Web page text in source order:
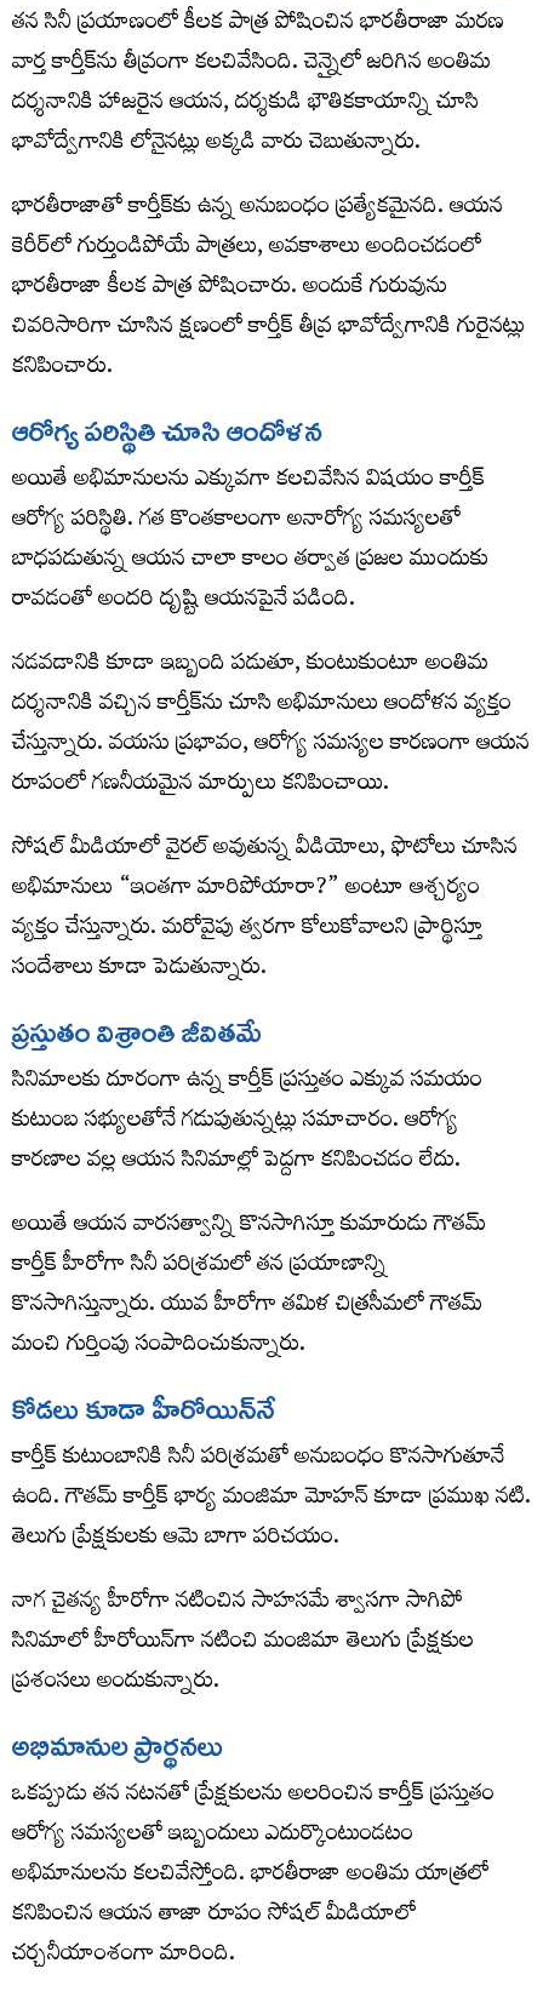
తన సినీ ప్రయాణంలో కీలక పాత్ర పోషించిన భారతీరాజా మరణ
వార్త కార్తీక్‌ను తీవ్రంగా కలచివేసింది. చెన్నైలో జరిగిన అంతిమ
దర్శనానికి హాజరైన ఆయన, దర్శకుడి భౌతికకాయాన్ని చూసి
భావోద్వేగానికి లోనైనట్లు అక్కడి వారు చెబుతున్నారు.
భారతీరాజాతో కార్తీక్‌కు ఉన్న అనుబంధం ప్రత్యేకమైనది. ఆయన
కెరీర్‌లో గుర్తుండిపోయే పాత్రలు, అవకాశాలు అందించడంలో
భారతీరాజా కీలక పాత్ర పోషించారు. అందుకే గురువును
చివరిసారిగా చూసిన క్షణంలో కార్తీక్ తీవ్ర భావోద్వేగానికి గురైనట్లు
కనిపించారు.
ఆరోగ్య పరిస్థితి చూసి ఆందోళన
అయితే అభిమానులను ఎక్కువగా కలచివేసిన విషయం కార్తీక్
ఆరోగ్య పరిస్థితి. గత కొంతకాలంగా అనారోగ్య సమస్యలతో
బాధపడుతున్న ఆయన చాలా కాలం తర్వాత ప్రజల ముందుకు
రావడంతో అందరి దృష్టి ఆయనపైనే పడింది.
నడవడానికి కూడా ఇబ్బంది పడుతూ, కుంటుకుంటూ అంతిమ
దర్శనానికి వచ్చిన కార్తీక్‌ను చూసి అభిమానులు ఆందోళన వ్యక్తం
చేస్తున్నారు. వయసు ప్రభావం, ఆరోగ్య సమస్యల కారణంగా ఆయన
రూపంలో గణనీయమైన మార్పులు కనిపించాయి.
సోషల్ మీడియాలో వైరల్ అవుతున్న వీడియోలు, ఫొటోలు చూసిన
అభిమానులు “ఇంతగా మారిపోయారా?” అంటూ ఆశ్చర్యం
వ్యక్తం చేస్తున్నారు. మరోవైపు త్వరగా కోలుకోవాలని ప్రార్థిస్తూ
సందేశాలు కూడా పెడుతున్నారు.
ప్రస్తుతం విశ్రాంతి జీవితమే
సినిమాలకు దూరంగా ఉన్న కార్తీక్ ప్రస్తుతం ఎక్కువ సమయం
కుటుంబ సభ్యులతోనే గడుపుతున్నట్లు సమాచారం. ఆరోగ్య
కారణాల వల్ల ఆయన సినిమాల్లో పెద్దగా కనిపించడం లేదు.
అయితే ఆయన వారసత్వాన్ని కొనసాగిస్తూ కుమారుడు గౌతమ్
కార్తీక్ హీరోగా సినీ పరిశ్రమలో తన ప్రయాణాన్ని
కొనసాగిస్తున్నారు. యువ హీరోగా తమిళ చిత్రసీమలో గౌతమ్
మంచి గుర్తింపు సంపాదించుకున్నారు.
కోడలు కూడా హీరోయిన్‌నే
కార్తీక్ కుటుంబానికి సినీ పరిశ్రమతో అనుబంధం కొనసాగుతూనే
ఉంది. గౌతమ్ కార్తీక్ భార్య మంజిమా మోహన్ కూడా ప్రముఖ నటి.
తెలుగు ప్రేక్షకులకు ఆమె బాగా పరిచయం.
నాగ చైతన్య హీరోగా నటించిన సాహసమే శ్వాసగా సాగిపో
సినిమాలో హీరోయిన్‌గా నటించి మంజిమా తెలుగు ప్రేక్షకుల
ప్రశంసలు అందుకున్నారు.
అభిమానుల ప్రార్థనలు
ఒకప్పుడు తన నటనతో ప్రేక్షకులను అలరించిన కార్తీక్ ప్రస్తుతం
ఆరోగ్య సమస్యలతో ఇబ్బందులు ఎదుర్కొంటుండటం
అభిమానులను కలచివేస్తోంది. భారతీరాజా అంతిమ యాత్రలో
కనిపించిన ఆయన తాజా రూపం సోషల్ మీడియాలో
చర్చనీయాంశంగా మారింది.